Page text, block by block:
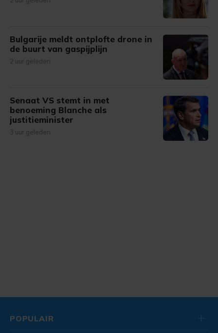
Bulgarije meldt ontplofte drone in
de buurt van gaspijplijn
2 uur geleden
Senaat VS stemt in met
benoeming Blanche als
justitieminister
3 uur geleden
POPULAIR